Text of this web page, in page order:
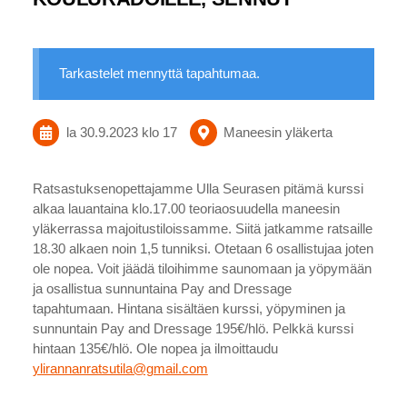
Tarkastelet mennyttä tapahtumaa.
la 30.9.2023 klo 17 Maneesin yläkerta
Ratsastuksenopettajamme Ulla Seurasen pitämä kurssi
alkaa lauantaina klo.17.00 teoriaosuudella maneesin
yläkerrassa majoitustiloissamme. Siitä jatkamme ratsaille
18.30 alkaen noin 1,5 tunniksi. Otetaan 6 osallistujaa joten
ole nopea. Voit jäädä tiloihimme saunomaan ja yöpymään
ja osallistua sunnuntaina Pay and Dressage
tapahtumaan. Hintana sisältäen kurssi, yöpyminen ja
sunnuntain Pay and Dressage 195€/hlö. Pelkkä kurssi
hintaan 135€/hlö. Ole nopea ja ilmoittaudu
ylirannanratsutila@gmail.com